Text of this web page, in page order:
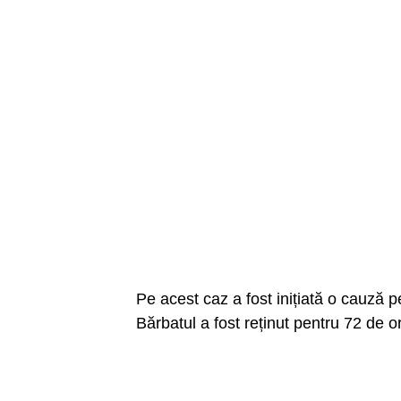
Pe acest caz a fost inițiată o cauză
Bărbatul a fost reținut pentru 72 de